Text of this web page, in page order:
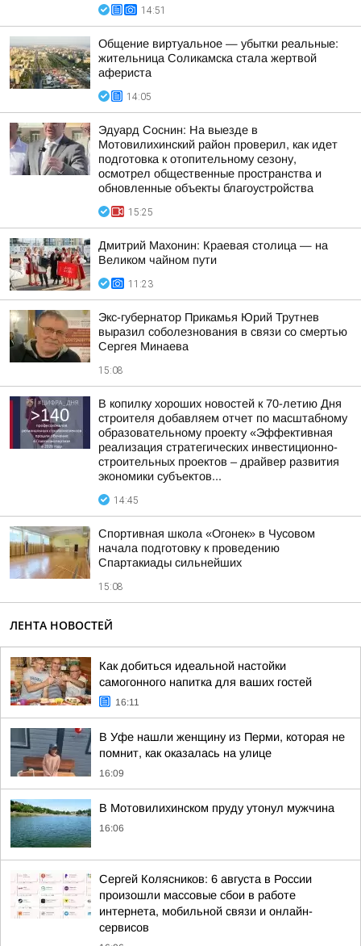
14:51
Общение виртуальное — убытки реальные:
жительница Соликамска стала жертвой
афериста
14:05
Эдуард Соснин: На выезде в
Мотовилихинский район проверил, как идет
подготовка к отопительному сезону,
осмотрел общественные пространства и
обновленные объекты благоустройства
15:25
Дмитрий Махонин: Краевая столица — на
Великом чайном пути
11:23
Экс-губернатор Прикамья Юрий Трутнев
выразил соболезнования в связи со смертью
Сергея Минаева
15:08
В копилку хороших новостей к 70-летию Дня
строителя добавляем отчет по масштабному
образовательному проекту «Эффективная
реализация стратегических инвестиционно-
строительных проектов – драйвер развития
экономики субъектов...
14:45
Спортивная школа «Огонек» в Чусовом
начала подготовку к проведению
Спартакиады сильнейших
15:08
ЛЕНТА НОВОСТЕЙ
Как добиться идеальной настойки
самогонного напитка для ваших гостей
16:11
В Уфе нашли женщину из Перми, которая не
помнит, как оказалась на улице
16:09
В Мотовилихинском пруду утонул мужчина
16:06
Сергей Колясников: 6 августа в России
произошли массовые сбои в работе
интернета, мобильной связи и онлайн-
сервисов